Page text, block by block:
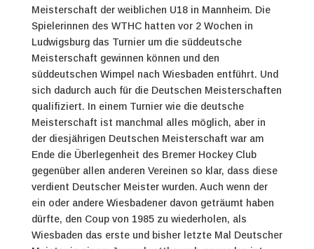
Meisterschaft der weiblichen U18 in Mannheim. Die
Spielerinnen des WTHC hatten vor 2 Wochen in
Ludwigsburg das Turnier um die süddeutsche
Meisterschaft gewinnen können und den
süddeutschen Wimpel nach Wiesbaden entführt. Und
sich dadurch auch für die Deutschen Meisterschaften
qualifiziert. In einem Turnier wie die deutsche
Meisterschaft ist manchmal alles möglich, aber in
der diesjährigen Deutschen Meisterschaft war am
Ende die Überlegenheit des Bremer Hockey Club
gegenüber allen anderen Vereinen so klar, dass diese
verdient Deutscher Meister wurden. Auch wenn der
ein oder andere Wiesbadener davon geträumt haben
dürfte, den Coup von 1985 zu wiederholen, als
Wiesbaden das erste und bisher letzte Mal Deutscher